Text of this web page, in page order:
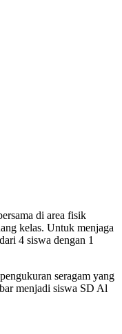
di area fisik
kelas. Untuk menjaga
4 siswa dengan 1
seragam yang
menjadi siswa SD Al